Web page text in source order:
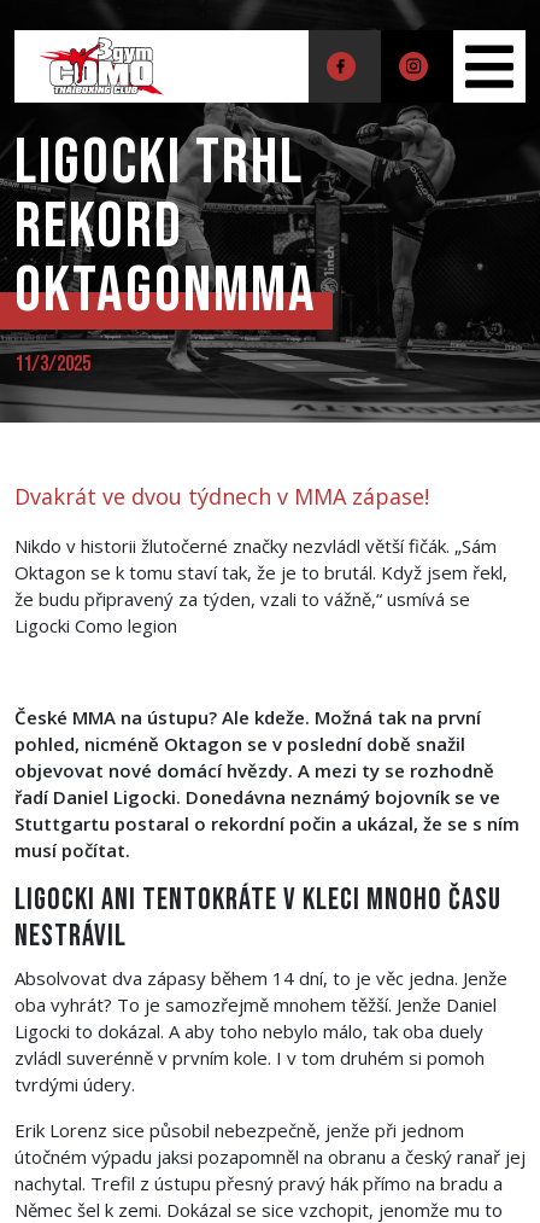
Ligocki trhl
rekord
OktagonMMA
11/3/2025
Dvakrát ve dvou týdnech v MMA zápase!
Nikdo v historii žlutočerné značky nezvládl větší fičák. „Sám
Oktagon se k tomu staví tak, že je to brutál. Když jsem řekl,
že budu připravený za týden, vzali to vážně,“ usmívá se
Ligocki Como legion
České MMA na ústupu? Ale kdeže. Možná tak na první
pohled, nicméně Oktagon se v poslední době snažil
objevovat nové domácí hvězdy. A mezi ty se rozhodně
řadí Daniel Ligocki. Donedávna neznámý bojovník se ve
Stuttgartu postaral o rekordní počin a ukázal, že se s ním
musí počítat.
Ligocki ani tentokráte v kleci mnoho času
nestrávil
Absolvovat dva zápasy během 14 dní, to je věc jedna. Jenže
oba vyhrát? To je samozřejmě mnohem těžší. Jenže Daniel
Ligocki to dokázal. A aby toho nebylo málo, tak oba duely
zvládl suverénně v prvním kole. I v tom druhém si pomoh
tvrdými údery.
Erik Lorenz sice působil nebezpečně, jenže při jednom
útočném výpadu jaksi pozapomněl na obranu a český ranař jej
nachytal. Trefil z ústupu přesný pravý hák přímo na bradu a
Němec šel k zemi. Dokázal se sice vzchopit, jenomže mu to